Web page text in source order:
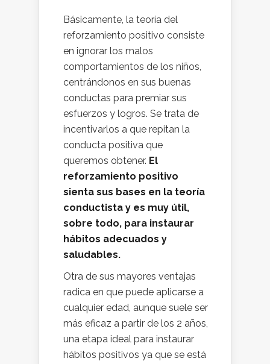
Básicamente, la teoría del
reforzamiento positivo consiste
en ignorar los malos
comportamientos de los niños,
centrándonos en sus buenas
conductas para premiar sus
esfuerzos y logros. Se trata de
incentivarlos a que repitan la
conducta positiva que
queremos obtener. El
reforzamiento positivo
sienta sus bases en la teoría
conductista y es muy útil,
sobre todo, para instaurar
hábitos adecuados y
saludables.
Otra de sus mayores ventajas
radica en que puede aplicarse a
cualquier edad, aunque suele ser
más eficaz a partir de los 2 años,
una etapa ideal para instaurar
hábitos positivos ya que se está